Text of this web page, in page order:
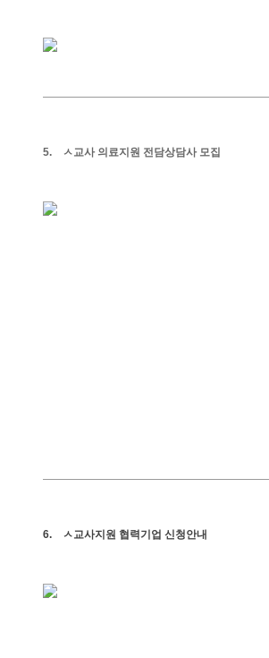
5. ㅅ교사 의료지원 전담상담사 모집
6. ㅅ교사지원 협력기업 신청안내